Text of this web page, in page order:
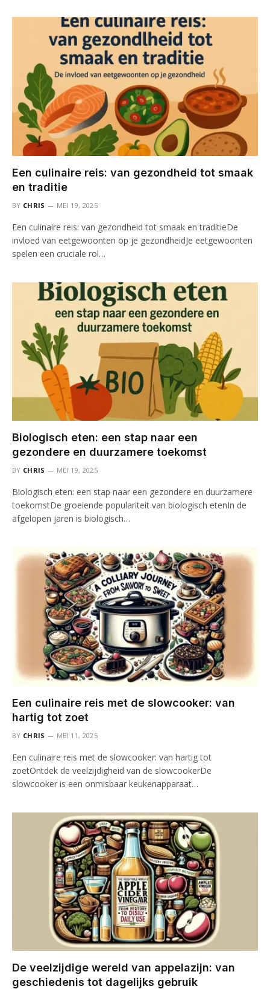
Een culinaire reis: van gezondheid tot smaak
en traditie
BY CHRIS MEI 19, 2025
Een culinaire reis: van gezondheid tot smaak en traditieDe
invloed van eetgewoonten op je gezondheidJe eetgewoonten
spelen een cruciale rol…
Biologisch eten: een stap naar een
gezondere en duurzamere toekomst
BY CHRIS MEI 19, 2025
Biologisch eten: een stap naar een gezondere en duurzamere
toekomstDe groeiende populariteit van biologisch etenIn de
afgelopen jaren is biologisch…
Een culinaire reis met de slowcooker: van
hartig tot zoet
BY CHRIS MEI 11, 2025
Een culinaire reis met de slowcooker: van hartig tot
zoetOntdek de veelzijdigheid van de slowcookerDe
slowcooker is een onmisbaar keukenapparaat…
De veelzijdige wereld van appelazijn: van
geschiedenis tot dagelijks gebruik